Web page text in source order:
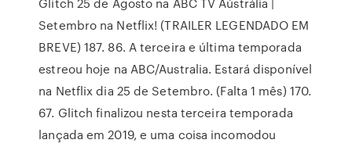
Setembro na Netflix! (TRAILER LEGENDADO EM
BREVE) 187. 86. A terceira e última temporada
estreou hoje na ABC/Australia. Estará disponível
na Netflix dia 25 de Setembro. (Falta 1 mês) 170.
67. Glitch finalizou nesta terceira temporada
lançada em 2019, e uma coisa incomodou